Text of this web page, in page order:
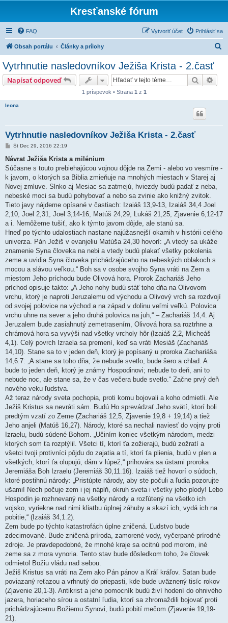
Kresťanské fórum
FAQ Prihlásiť sa
Vytvoriť účet
Obsah portálu Články a prílohy
Vytrhnutie nasledovníkov Ježiša Krista - 2.časť
Napísať odpoveď Hľadať
1 príspevok • Strana 1 z 1
leona
Vytrhnutie nasledovníkov Ježiša Krista - 2.časť
P
í
p
e
v
o
k
Št Dec 29, 2016 22:19
Návrat Ježiša Krista a milénium
Súčasne s touto prebiehajúcou vojnou dôjde na Zemi - alebo vo vesmíre -
k javom, o ktorých sa Biblia zmieňuje na mnohých miestach v Starej aj
Novej zmluve. Slnko aj Mesiac sa zatmejú, hviezdy budú padať z neba,
nebeské moci sa budú pohybovať a nebo sa zvinie ako knižný zvitok.
Tieto javy nájdeme opísané v častiach: Izaiáš 13,9-13, Izaiáš 34,4 Joel
2,10, Joel 2,31, Joel 3,14-16, Matúš 24,29, Lukáš 21,25, Zjavenie 6,12-17
a i. Nemôžeme tušiť, ako k týmto javom dôjde, ale stanú sa.
Hneď po týchto udalostiach nastane najúžasnejší okamih v histórii celého
univerza. Pán Ježiš v evanjeliu Matúša 24,30 hovorí: „A vtedy sa ukáže
znamenie Syna človeka na nebi a vtedy budú plakať všetky pokolenia
zeme a uvidia Syna človeka prichádzajúceho na nebeských oblakoch s
mocou a slávou veľkou.“ Boh sa v osobe svojho Syna vráti na Zem a
miestom Jeho príchodu bude Olivová hora. Prorok Zachariáš Jeho
príchod opisuje takto: „A Jeho nohy budú stáť toho dňa na Olivovom
vrchu, ktorý je naproti Jeruzalemu od východu a Olivový vrch sa rozdvojí
od svojej polovice na východ a na západ v dolinu veľmi veľkú. Polovica
vrchu uhne na sever a jeho druhá polovica na juh,“ – Zachariáš 14,4. Aj
Jeruzalem bude zasiahnutý zemetrasením, Olivová hora sa roztrhne a
chrámová hora sa vyvýši nad všetky vrcholy hôr (Izaiáš 2,2, Micheáš
4,1). Celý povrch Izraela sa premení, keď sa vráti Mesiáš (Zachariáš
14,10). Stane sa to v jeden deň, ktorý je popísaný u proroka Zachariáša
14,6.7: „A stane sa toho dňa, že nebude svetlo, bude šero a chlad. A
bude to jeden deň, ktorý je známy Hospodinovi; nebude to deň, ani to
nebude noc, ale stane sa, že v čas večera bude svetlo.“ Začne prvý deň
nového veku ľudstva.
Až teraz národy sveta pochopia, proti komu bojovali a koho odmietli. Ale
Ježiš Kristus sa nevráti sám. Budú Ho sprevádzať Jeho svätí, ktorí boli
predtým vzatí zo Zeme (Zachariáš 12,5, Zjavenie 19,8 + 19,14) a tiež
Jeho anjeli (Matúš 16,27). Národy, ktoré sa nechali naviesť do vojny proti
Izraelu, budú súdené Bohom. „Učiním koniec všetkým národom, medzi
ktorých som ťa rozptýlil. Všetci tí, ktorí ťa zožierajú, budú zožratí a
všetci tvoji protivníci pôjdu do zajatia a tí, ktorí ťa plienia, budú v plen a
všetkých, ktorí ťa olupujú, dám v lúpež,“ prihovára sa ústami proroka
Jeremiáša Boh Izraelu (Jeremiáš 30,11.16). Izaiáš tiež hovorí o súdoch,
ktoré postihnú národy: „Pristúpte národy, aby ste počuli a ľudia pozorujte
ušami! Nech počuje zem i jej náplň, okruh sveta i všetky jeho plody! Lebo
Hospodin je rozhnevaný na všetky národy a rozľútený na všetko ich
vojsko, vyriekne nad nimi kliatbu úplnej záhuby a skazí ich, vydá ich na
pobitie,“ (Izaiáš 34,1.2).
Zem bude po týchto katastrofách úplne zničená. Ľudstvo bude
zdecimované. Bude zničená príroda, zamorené vody, vyčerpané prírodné
zdroje. Je pravdepodobné, že mnohé kraje sa ocitnú pod morom, iné
zeme sa z mora vynoria. Tento stav bude dôsledkom toho, že človek
odmietol Božiu vládu nad sebou.
Ježiš Kristus sa vráti na Zem ako Pán pánov a Kráľ kráľov. Satan bude
poviazaný reťazou a vrhnutý do priepasti, kde bude uväznený tisíc rokov
(Zjavenie 20,1-3). Antikrist a jeho pomocník budú živí hodení do ohnivého
jazera, horiaceho sírou a ostatní ľudia, ktorí sa zhromaždili bojovať proti
prichádzajúcemu Božiemu Synovi, budú pobití mečom (Zjavenie 19,19-
21).